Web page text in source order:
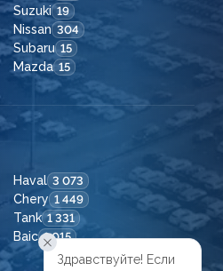
Suzuki 19
Nissan 304
Subaru 15
Mazda 15
Haval 3 073
Chery 1 449
Tank 1 331
Baic 1 015
Здравствуйте! Если